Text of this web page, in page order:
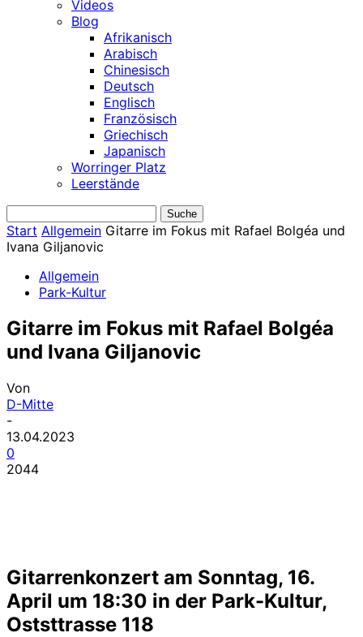
Videos
Blog
Afrikanisch
Arabisch
Chinesisch
Deutsch
Englisch
Französisch
Griechisch
Japanisch
Worringer Platz
Leerstände
Start Allgemein Gitarre im Fokus mit Rafael Bolgéa und
Ivana Giljanovic
Allgemein
Park-Kultur
Gitarre im Fokus mit Rafael Bolgéa
und Ivana Giljanovic
Von
D-Mitte
-
13.04.2023
0
2044
Gitarrenkonzert am Sonntag, 16.
April um 18:30 in der Park-Kultur,
Oststtrasse 118